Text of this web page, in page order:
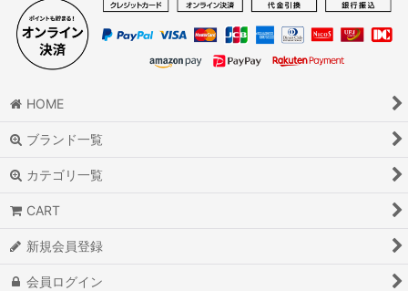
HOME
ブランド一覧
カテゴリ一覧
CART
新規会員登録
会員ログイン